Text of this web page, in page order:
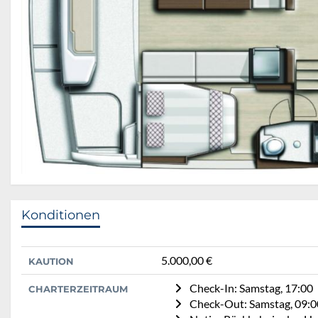
Konditionen
KAUTION 5.000,00 €
CHARTERZEITRAUM
Check-In: Samstag, 17:00
Check-Out: Samstag,